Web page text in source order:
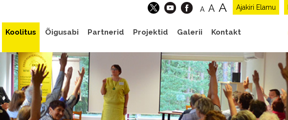
Ajakiri Elamu
A A A
Koolitus Õigusabi Partnerid Projektid Galerii Kontakt